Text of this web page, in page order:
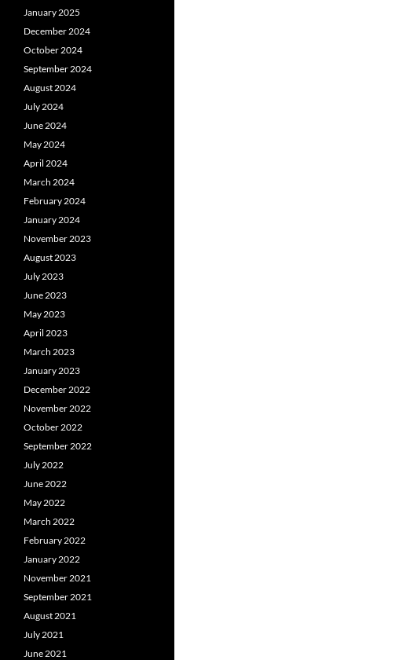
January 2025
December 2024
October 2024
September 2024
August 2024
July 2024
June 2024
May 2024
April 2024
March 2024
February 2024
January 2024
November 2023
August 2023
July 2023
June 2023
May 2023
April 2023
March 2023
January 2023
December 2022
November 2022
October 2022
September 2022
July 2022
June 2022
May 2022
March 2022
February 2022
January 2022
November 2021
September 2021
August 2021
July 2021
June 2021